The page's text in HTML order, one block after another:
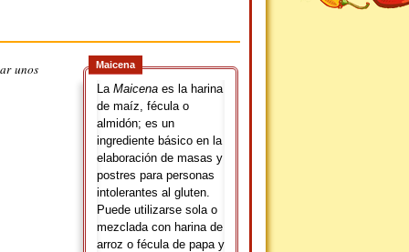
unos
Maicena
La Maicena es la harina
de maíz, fécula o
almidón; es un
ingrediente básico en la
elaboración de masas y
postres para personas
intolerantes al gluten.
Puede utilizarse sola o
mezclada con harina de
arroz o fécula de papa y